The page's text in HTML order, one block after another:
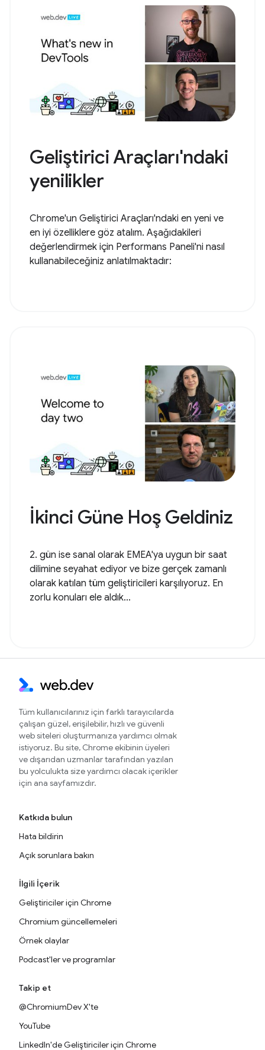
Geliştirici Araçları'ndaki
yenilikler
Chrome'un Geliştirici Araçları'ndaki en yeni ve
en iyi özelliklere göz atalım. Aşağıdakileri
değerlendirmek için Performans Paneli'ni nasıl
kullanabileceğiniz anlatılmaktadır:
İkinci Güne Hoş Geldiniz
2. gün ise sanal olarak EMEA'ya uygun bir saat
dilimine seyahat ediyor ve bize gerçek zamanlı
olarak katılan tüm geliştiricileri karşılıyoruz. En
zorlu konuları ele aldık...
Tüm kullanıcılarınız için farklı tarayıcılarda
çalışan güzel, erişilebilir, hızlı ve güvenli
web siteleri oluşturmanıza yardımcı olmak
istiyoruz. Bu site, Chrome ekibinin üyeleri
ve dışarıdan uzmanlar tarafından yazılan
bu yolculukta size yardımcı olacak içerikler
için ana sayfamızdır.
Katkıda bulun
Hata bildirin
Açık sorunlara bakın
İlgili İçerik
Geliştiriciler için Chrome
Chromium güncellemeleri
Örnek olaylar
Podcast'ler ve programlar
Takip et
@ChromiumDev X'te
YouTube
LinkedIn'de Geliştiriciler için Chrome